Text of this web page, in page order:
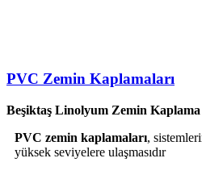
PVC Zemin Kaplamaları
Beşiktaş Linolyum Zemin Kaplama
PVC zemin kaplamaları,
yüksek seviyelere ulaşmasıdır